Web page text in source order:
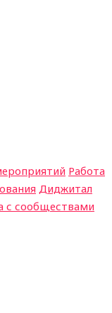
Работа
Диджитал
с сообществами